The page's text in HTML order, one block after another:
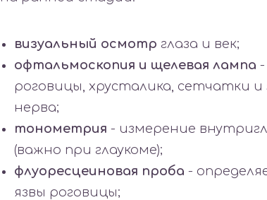
визуальный осмотр глаза и век;
офтальмоскопия и щелевая лампа
роговицы, хрусталика, сетчатки и
нерва;
тонометрия - измерение
(важно при глаукоме);
флуоресцеиновая проба -
язвы роговицы;